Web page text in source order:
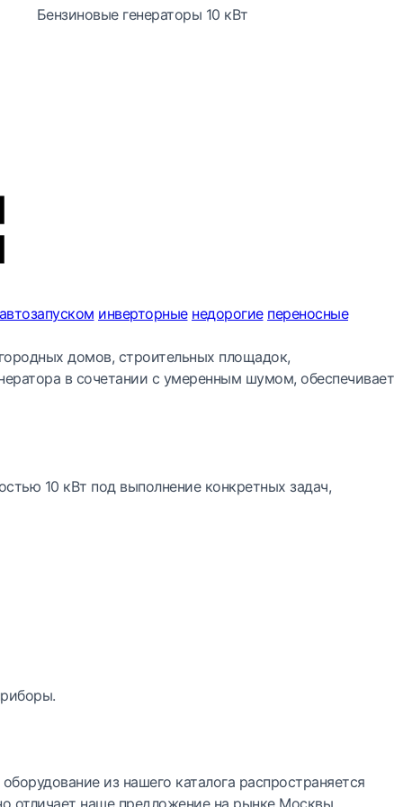
Бензиновые генераторы 10 кВт
инверторные недорогие переносные
домов, строительных площадок,
в сочетании с умеренным шумом, обеспечивает
10 кВт под выполнение конкретных задач,
из нашего каталога распространяется